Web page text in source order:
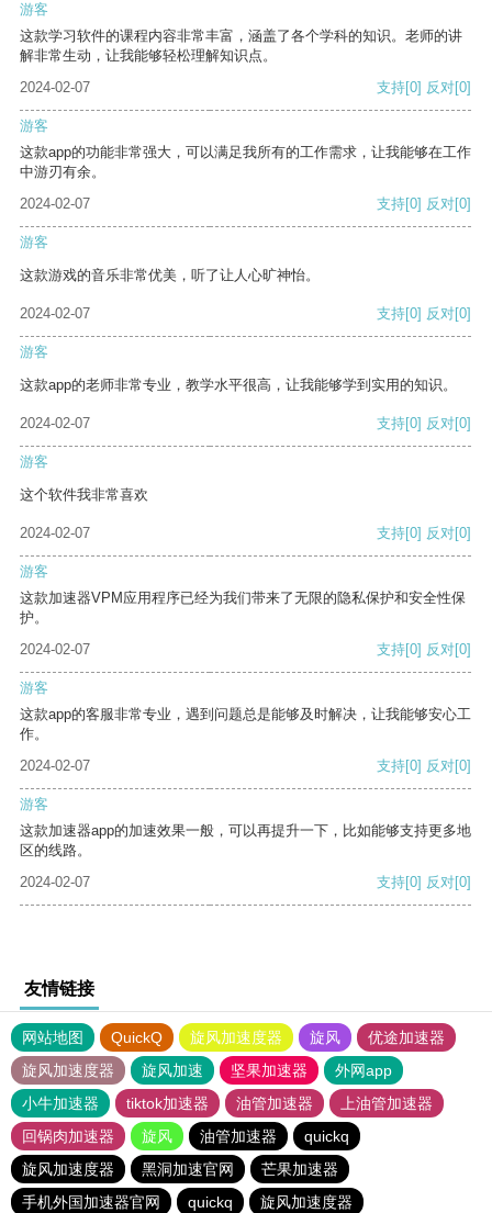
游客
这款学习软件的课程内容非常丰富，涵盖了各个学科的知识。老师的讲
解非常生动，让我能够轻松理解知识点。
2024-02-07
支持[0] 反对[0]
游客
这款app的功能非常强大，可以满足我所有的工作需求，让我能够在工作
中游刃有余。
2024-02-07
支持[0] 反对[0]
游客
这款游戏的音乐非常优美，听了让人心旷神怡。
2024-02-07 支持[0] 反对[0]
游客
这款app的老师非常专业，教学水平很高，让我能够学到实用的知识。
2024-02-07 支持[0] 反对[0]
游客
这个软件我非常喜欢
2024-02-07 支持[0] 反对[0]
游客
这款加速器VPM应用程序已经为我们带来了无限的隐私保护和安全性保
护。
2024-02-07
支持[0] 反对[0]
游客
这款app的客服非常专业，遇到问题总是能够及时解决，让我能够安心工
作。
2024-02-07
支持[0] 反对[0]
游客
这款加速器app的加速效果一般，可以再提升一下，比如能够支持更多地
区的线路。
2024-02-07
支持[0] 反对[0]
友情链接
网站地图 QuickQ 旋风加速度器 旋风
优途加速器
旋风加速度器
旋风加速 坚果加速器
外网app
小牛加速器
tiktok加速器 油管加速器
上油管加速器
回锅肉加速器
旋风 油管加速器
quickq
旋风加速度器
黑洞加速官网
芒果加速器
手机外国加速器官网
quickq 旋风加速度器